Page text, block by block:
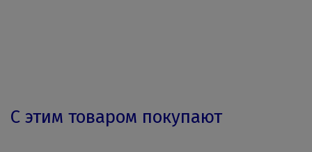
С этим товаром покупают